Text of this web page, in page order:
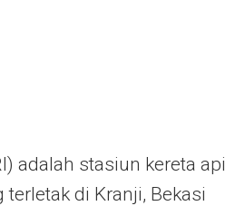
adalah stasiun kereta api
terletak di Kranji, Bekasi